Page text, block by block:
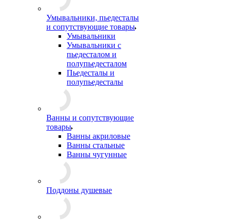
Умывальники, пьедесталы
и сопутствующие товары
Умывальники
Умывальники с
пьедесталом и
полупьедесталом
Пьедесталы и
полупьедесталы
Ванны и сопутствующие
товары
Ванны акриловые
Ванны стальные
Ванны чугунные
Поддоны душевые